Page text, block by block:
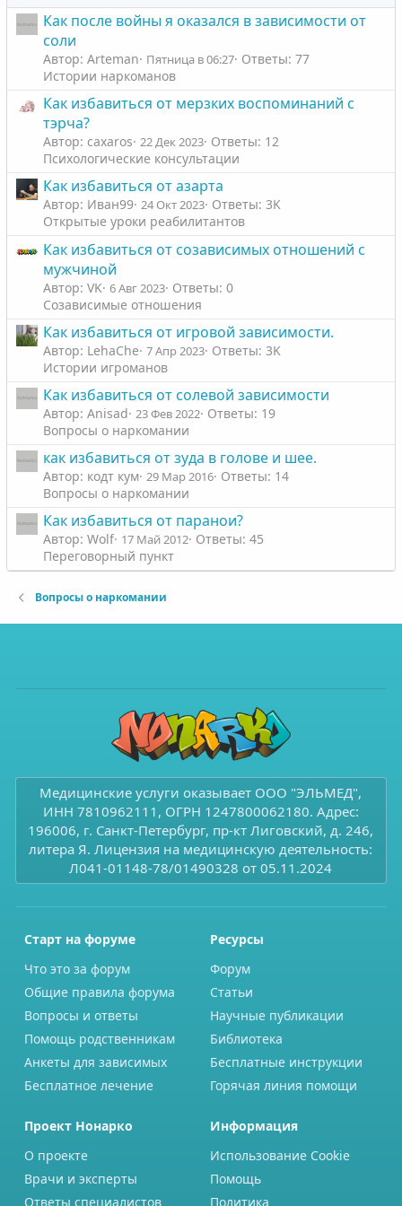
н
ы
й
г
о
л
о
с
н
ы
й
г
о
л
о
Как после войны я оказался в зависимости от
соли
Автор: Arteman Пятница в 06:27 Ответы: 77
Истории наркоманов
Как избавиться от мерзких воспоминаний с
тэрча?
Автор: caxaros 22 Дек 2023 Ответы: 12
Психологические консультации
Как избавиться от азарта
Автор: Иван99 24 Окт 2023 Ответы: 3K
Открытые уроки реабилитантов
Как избавиться от созависимых отношений с
мужчиной
Автор: VK 6 Авг 2023 Ответы: 0
Созависимые отношения
Как избавиться от игровой зависимости.
Автор: LehaChe 7 Апр 2023 Ответы: 3K
Истории игроманов
Как избавиться от солевой зависимости
Автор: Anisad 23 Фев 2022 Ответы: 19
Вопросы о наркомании
как избавиться от зуда в голове и шее.
Автор: кодт кум 29 Мар 2016 Ответы: 14
Вопросы о наркомании
Как избавиться от паранои?
Автор: Wolf 17 Май 2012 Ответы: 45
Переговорный пункт
Вопросы о наркомании
Медицинские услуги оказывает ООО "ЭЛЬМЕД",
ИНН 7810962111, ОГРН 1247800062180. Адрес:
196006, г. Санкт-Петербург, пр-кт Лиговский, д. 246,
литера Я. Лицензия на медицинскую деятельность:
Л041-01148-78/01490328 от 05.11.2024
Старт на форуме
Что это за форум
Общие правила форума
Вопросы и ответы
Помощь родственникам
Анкеты для зависимых
Бесплатное лечение
Ресурсы
Форум
Статьи
Научные публикации
Библиотека
Бесплатные инструкции
Горячая линия помощи
Проект Нонарко
О проекте
Врачи и эксперты
Ответы специалистов
Информация
Использование Cookie
Помощь
Политика